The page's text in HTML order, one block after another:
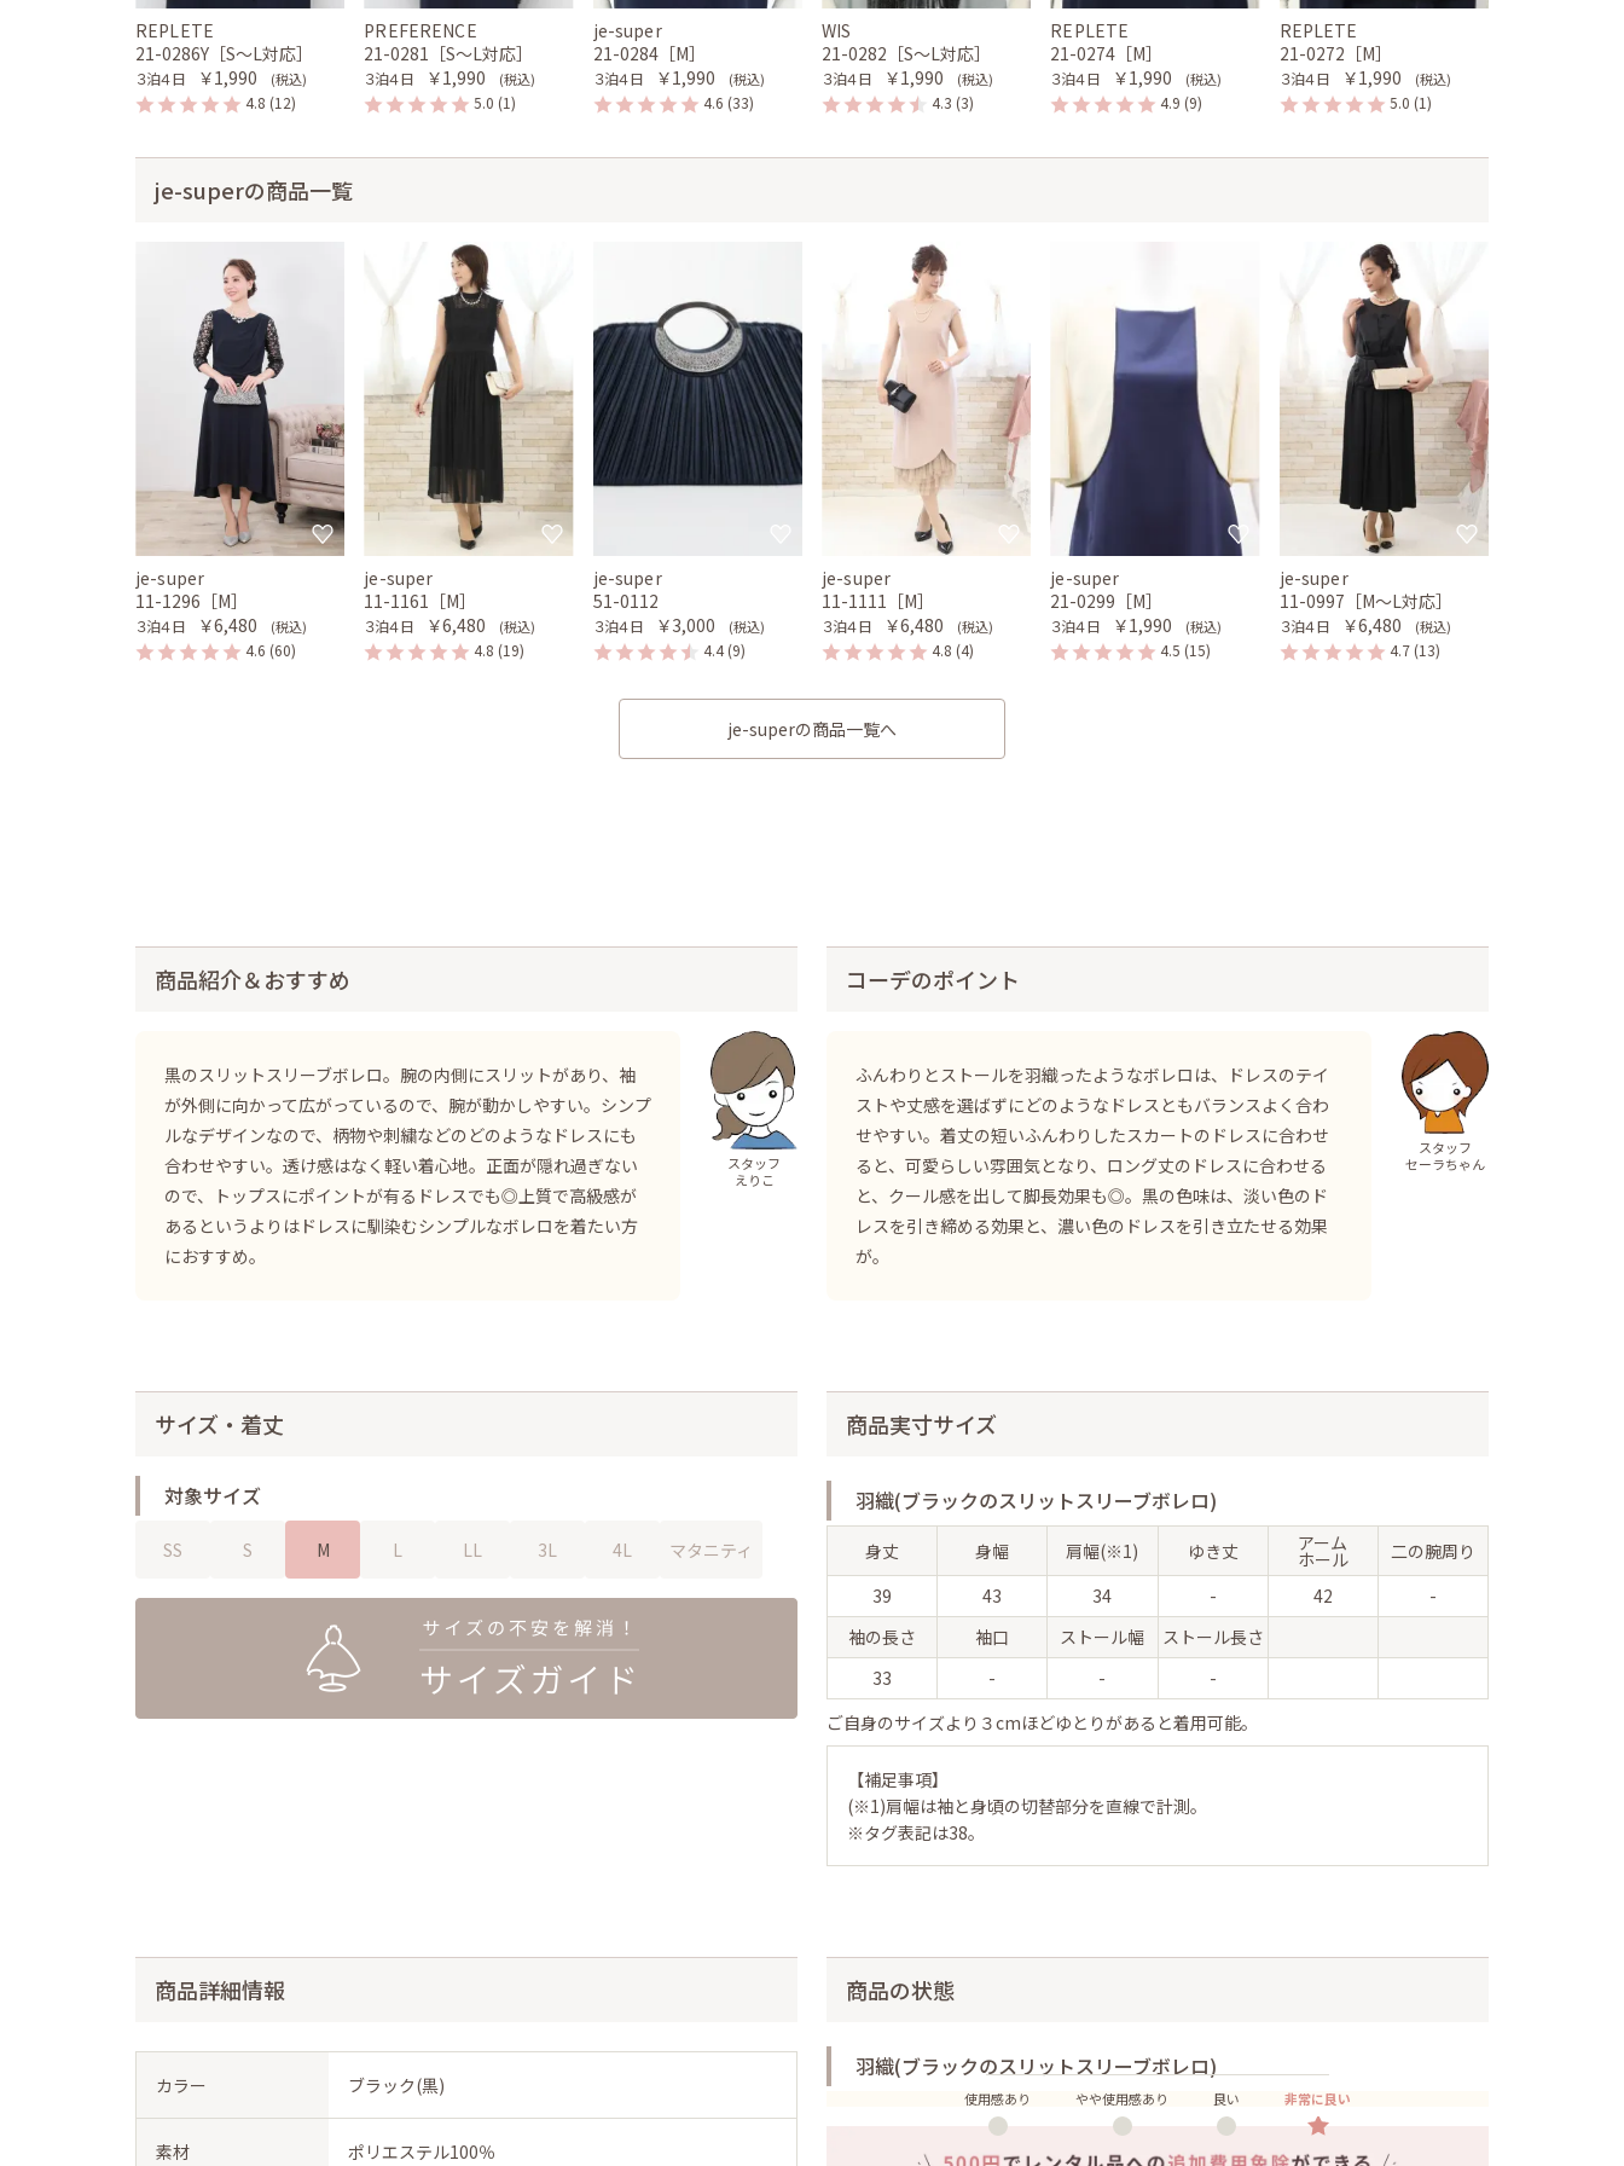
REPLETE
21-0286Y［S〜L対応］
３泊４日 ￥1,990 (税込)
4.8 (12)
PREFERENCE
21-0281［S〜L対応］
３泊４日 ￥1,990 (税込)
5.0 (1)
je-super
21-0284［M］
３泊４日 ￥1,990 (税込)
4.6 (33)
WIS
21-0282［S〜L対応］
３泊４日 ￥1,990 (税込)
4.3 (3)
REPLETE
21-0274［M］
３泊４日 ￥1,990 (税込)
4.9 (9)
REPLETE
21-0272［M］
３泊４日 ￥1,990 (税込)
5.0 (1)
je-superの商品一覧
je-super
11-1296［M］
３泊４日 ￥6,480 (税込)
4.6 (60)
je-super
11-1161［M］
３泊４日 ￥6,480 (税込)
4.8 (19)
je-super
51-0112
３泊４日 ￥3,000 (税込)
4.4 (9)
je-super
11-1111［M］
３泊４日 ￥6,480 (税込)
4.8 (4)
je-super
21-0299［M］
３泊４日 ￥1,990 (税込)
4.5 (15)
je-super
11-0997［M〜L対応］
３泊４日 ￥6,480 (税込)
4.7 (13)
je-superの商品一覧へ
商品紹介＆おすすめ
黒のスリットスリーブボレロ。腕の内側にスリットがあり、袖
が外側に向かって広がっているので、腕が動かしやすい。シンプ
ルなデザインなので、柄物や刺繍などのどのようなドレスにも
合わせやすい。透け感はなく軽い着心地。正面が隠れ過ぎない
ので、トップスにポイントが有るドレスでも◎上質で高級感が
あるというよりはドレスに馴染むシンプルなボレロを着たい方
におすすめ。
スタッフ
えりこ
コーデのポイント
ふんわりとストールを羽織ったようなボレロは、ドレスのテイ
ストや丈感を選ばずにどのようなドレスともバランスよく合わ
せやすい。着丈の短いふんわりしたスカートのドレスに合わせ
ると、可愛らしい雰囲気となり、ロング丈のドレスに合わせる
と、クール感を出して脚長効果も◎。黒の色味は、淡い色のド
レスを引き締める効果と、濃い色のドレスを引き立たせる効果
が。
スタッフ
セーラちゃん
サイズ・着丈
対象サイズ
SS S M L LL 3L 4L マタニティ
商品実寸サイズ
羽織(ブラックのスリットスリーブボレロ)
身丈 身幅 肩幅(※1) ゆき丈 アーム
ホール
二の腕周り
39
43 34 - 42
-
袖の長さ
袖口 ストール幅
ストール長さ
33
- -
-
ご自身のサイズより３cmほどゆとりがあると着用可能。
【補足事項】
(※1)肩幅は袖と身頃の切替部分を直線で計測。
※タグ表記は38。
商品詳細情報
カラー ブラック(黒)
素材 ポリエステル100％
商品の状態
羽織(ブラックのスリットスリーブボレロ)
使用感あり やや使用感あり 良い 非常に良い